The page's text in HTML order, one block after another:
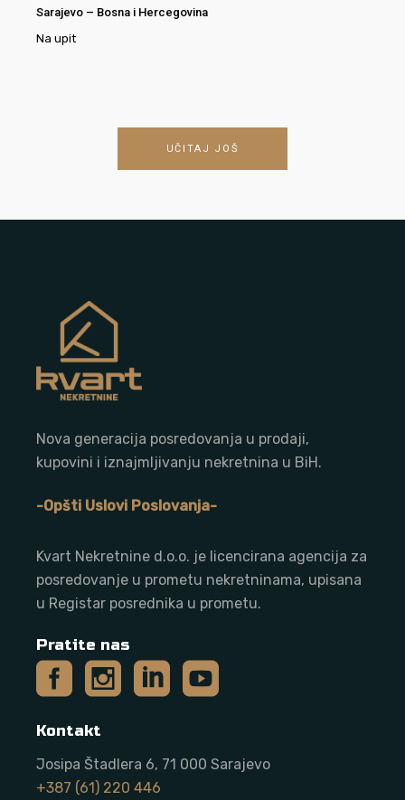
Sarajevo – Bosna i Hercegovina
Na upit
UČITAJ JOŠ
Nova generacija posredovanja u prodaji,
kupovini i iznajmljivanju nekretnina u BiH.
-Opšti Uslovi Poslovanja-
Kvart Nekretnine d.o.o. je licencirana agencija za
posredovanje u prometu nekretninama, upisana
u Registar posrednika u prometu.
Pratite nas
Kontakt
Josipa Štadlera 6, 71 000 Sarajevo
+387 (61) 220 446